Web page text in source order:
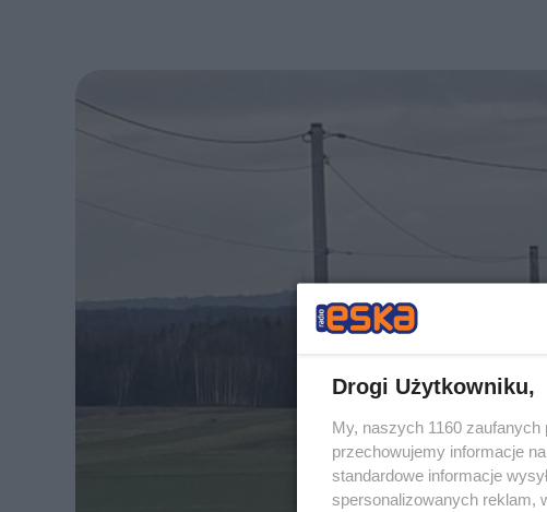
Drogi Użytkowniku,
My, naszych 1160
przechowujemy informacje
standardowe informacje
spersonalizowanych reklam,